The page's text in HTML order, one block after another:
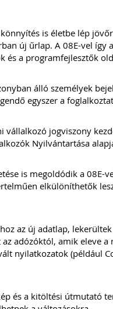
is életbe lép
új űrlap. A 08E-vel így
és a programfejlesztők
álló személyek
egyszer a
vállalkozó jogviszony
Nyilvántartása
is megoldódik a 08E-
elkülöníthetők
az új adatlap,
adózóktól, amik eleve a
nyilatkozatok (például
és a kitöltési útmutató